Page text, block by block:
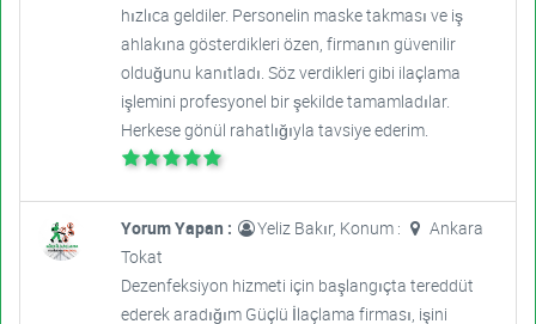
hızlıca geldiler. Personelin maske takması ve iş
ahlakına gösterdikleri özen, firmanın güvenilir
olduğunu kanıtladı. Söz verdikleri gibi ilaçlama
işlemini profesyonel bir şekilde tamamladılar.
Herkese gönül rahatlığıyla tavsiye ederim.
Yorum Yapan : Yeliz Bakır, Konum :
Ankara
Tokat
Dezenfeksiyon hizmeti için başlangıçta tereddüt
ederek aradığım Güçlü İlaçlama firması, işini